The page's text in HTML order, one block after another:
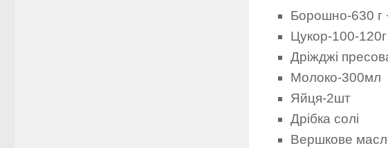
Борошно-630 г
Цукор-100-120г
Дріжджі
Молоко-300мл
Яйця-2шт
Дрібка солі
Вершкове